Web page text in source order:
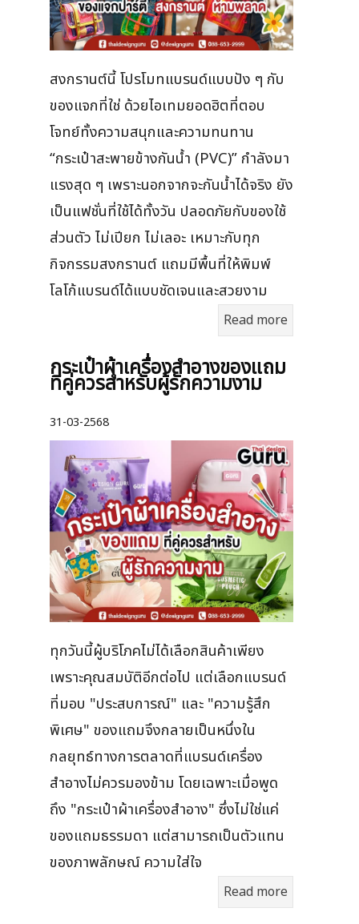
สงกรานต์นี้ โปรโมทแบรนด์แบบปัง ๆ กับ
ของแจกที่ใช่ ด้วยไอเทมยอดฮิตที่ตอบ
โจทย์ทั้งความสนุกและความทนทาน
“กระเป๋าสะพายข้างกันน้ำ (PVC)” กำลังมา
แรงสุด ๆ เพราะนอกจากจะกันน้ำได้จริง ยัง
เป็นแฟชั่นที่ใช้ได้ทั้งวัน ปลอดภัยกับของใช้
ส่วนตัว ไม่เปียก ไม่เลอะ เหมาะกับทุก
กิจกรรมสงกรานต์ แถมมีพื้นที่ให้พิมพ์
โลโก้แบรนด์ได้แบบชัดเจนและสวยงาม
Read more
กระเป๋าผ้าเครื่องสําอางของแถม
ที่คู่ควรสำหรับผู้รักความงาม
31-03-2568
ทุกวันนี้ผู้บริโภคไม่ได้เลือกสินค้าเพียง
เพราะคุณสมบัติอีกต่อไป แต่เลือกแบรนด์
ที่มอบ "ประสบการณ์" และ "ความรู้สึก
พิเศษ" ของแถมจึงกลายเป็นหนึ่งใน
กลยุทธ์ทางการตลาดที่แบรนด์เครื่อง
สำอางไม่ควรมองข้าม โดยเฉพาะเมื่อพูด
ถึง "กระเป๋าผ้าเครื่องสำอาง" ซึ่งไม่ใช่แค่
ของแถมธรรมดา แต่สามารถเป็นตัวแทน
ของภาพลักษณ์ ความใส่ใจ
Read more